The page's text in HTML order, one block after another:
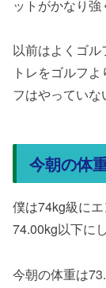
ットがかなり強
以前はよくゴ
トレをゴルフ
フはやっていな
今朝の体
僕は74kg級に
74.00kg以下に
今朝の体重は